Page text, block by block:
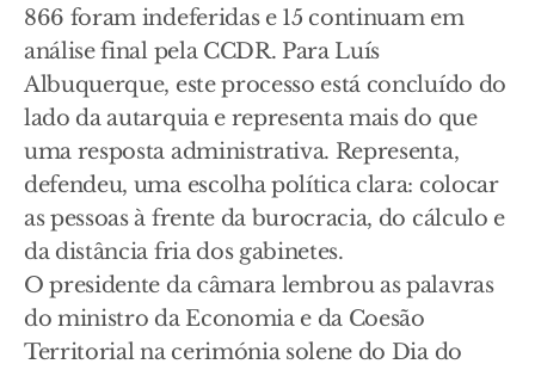
866 foram indeferidas e 15 continuam em
análise final pela CCDR. Para Luís
Albuquerque, este processo está concluído do
lado da autarquia e representa mais do que
uma resposta administrativa. Representa,
defendeu, uma escolha política clara: colocar
as pessoas à frente da burocracia, do cálculo e
da distância fria dos gabinetes.
O presidente da câmara lembrou as palavras
do ministro da Economia e da Coesão
Territorial na cerimónia solene do Dia do